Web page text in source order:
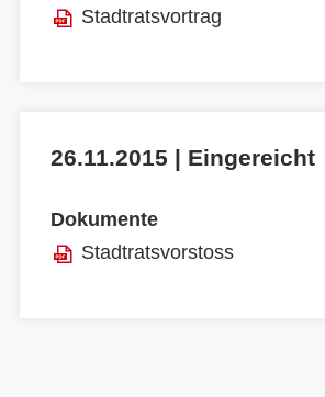
Stadtratsvortrag
26.11.2015 | Eingereicht
Dokumente
Stadtratsvorstoss